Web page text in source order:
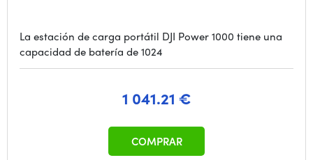
La estación de carga portátil DJI Power 1000 tiene una
capacidad de batería de 1024
1 041.21 €
COMPRAR